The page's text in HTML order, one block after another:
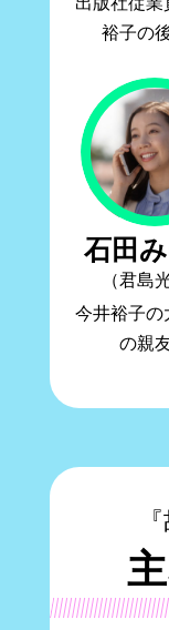
裕子の後
石田
（君島
今井裕子
の親友